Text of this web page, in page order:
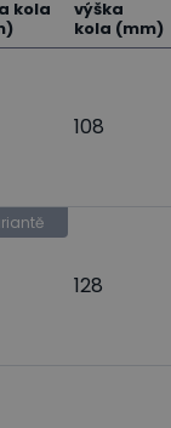
kola
výška
kola (mm)
108
128